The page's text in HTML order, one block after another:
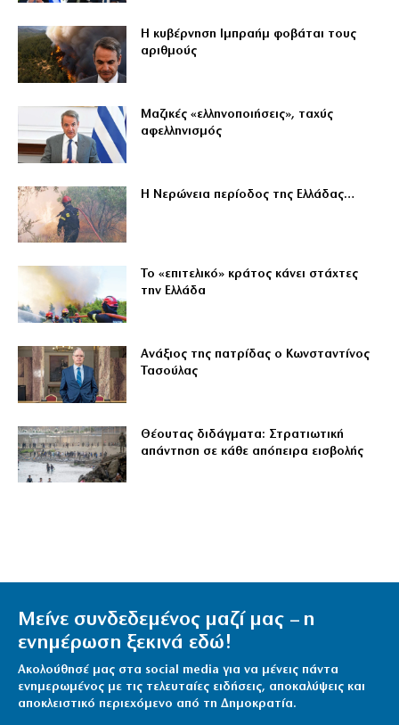
Η κυβέρνηση Ιμπραήμ φοβάται τους
αριθμούς
Μαζικές «ελληνοποιήσεις», ταχύς
αφελληνισμός
Η Νερώνεια περίοδος της Ελλάδας…
Το «επιτελικό» κράτος κάνει στάχτες
την Ελλάδα
Ανάξιος της πατρίδας ο Κωνσταντίνος
Τασούλας
Θέουτας διδάγματα: Στρατιωτική
απάντηση σε κάθε απόπειρα εισβολής
Μείνε συνδεδεμένος μαζί μας – η
ενημέρωση ξεκινά εδώ!
Ακολούθησέ μας στα social media για να μένεις πάντα
ενημερωμένος με τις τελευταίες ειδήσεις, αποκαλύψεις και
αποκλειστικό περιεχόμενο από τη Δημοκρατία.